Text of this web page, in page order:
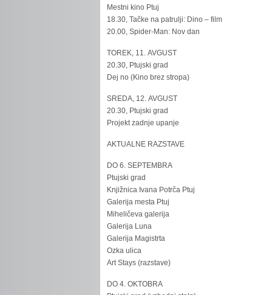
Mestni kino Ptuj
18.30, Tačke na patrulji: Dino – film
20.00, Spider-Man: Nov dan
TOREK, 11. AVGUST
20.30, Ptujski grad
Dej no (Kino brez stropa)
SREDA, 12. AVGUST
20.30, Ptujski grad
Projekt zadnje upanje
AKTUALNE RAZSTAVE
DO 6. SEPTEMBRA
Ptujski grad
Knjižnica Ivana Potrča Ptuj
Galerija mesta Ptuj
Miheličeva galerija
Galerija Luna
Galerija Magistrta
Ozka ulica
Art Stays (razstave)
DO 4. OKTOBRA